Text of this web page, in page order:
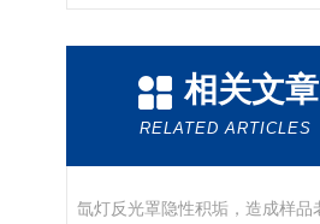
相关文章
RELATED ARTICLES